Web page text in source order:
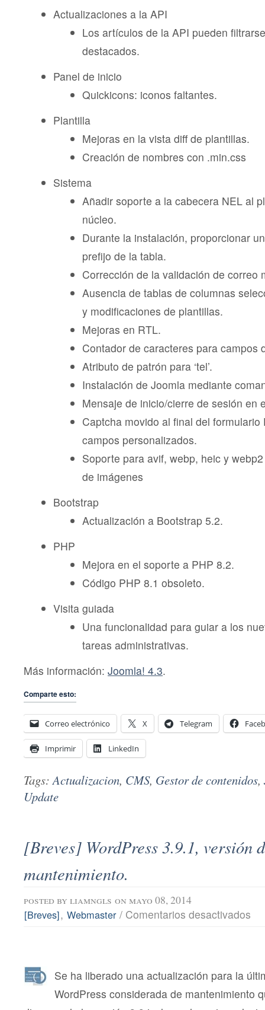
Actualizaciones a la API
Los artículos de la API pueden
destacados.
Panel de inicio
Quickicons: iconos faltantes.
Plantilla
Mejoras en la vista diff de plantillas.
Creación de nombres con .min.css
Sistema
Añadir soporte a la cabecera NEL al
núcleo.
Durante la instalación, proporcionar
prefijo de la tabla.
Corrección de la validación de correo
Ausencia de tablas de columnas
y modificaciones de plantillas.
Mejoras en RTL.
Contador de caracteres para campos
Atributo de patrón para ‘tel’.
Instalación de Joomla mediante
Mensaje de inicio/cierre de sesión en
Captcha movido al final del
campos personalizados.
Soporte para avif, webp, heic y
de imágenes
Bootstrap
Actualización a Bootstrap 5.2.
PHP
Mejora en el soporte a PHP 8.2.
Código PHP 8.1 obsoleto.
Visita guiada
Una funcionalidad para guiar a los
tareas administrativas.
Más información: Joomla! 4.3.
Comparte esto:
Correo electrónico X Telegram
Imprimir LinkedIn
Tags:Actualizacion, CMS, Gestor de contenidos,
Update
[Breves] WordPress 3.9.1, versión
mantenimiento.
posted by liamngls on mayo 08, 2014
[Breves], Webmaster / Comentarios desactivados
Se ha liberado una actualización para la
WordPress considerada de mantenimiento